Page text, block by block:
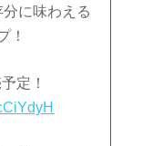
に味わえる
！
定！